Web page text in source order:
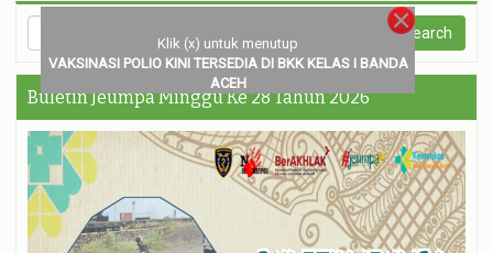
Buletin Jeumpa Minggu Ke 28 Tahun 2026
Klik (x) untuk menutup
VAKSINASI POLIO KINI TERSEDIA DI BKK KELAS I BANDA
ACEH